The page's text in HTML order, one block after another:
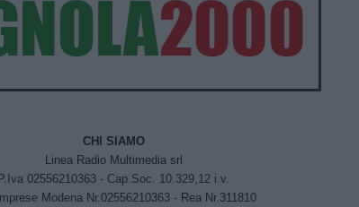
CHI SIAMO
Linea Radio Multimedia srl
P.Iva 02556210363 - Cap.Soc. 10.329,12 i.v.
Modena Nr.02556210363 - Rea Nr.311810